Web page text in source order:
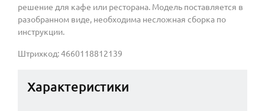
решение для кафе или ресторана. Модель поставляется в
разобранном виде, необходима несложная сборка по
инструкции.
Штрихкод: 4660118812139
Характеристики